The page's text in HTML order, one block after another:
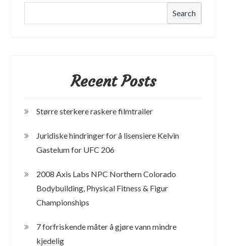
Search
Recent Posts
Større sterkere raskere filmtrailer
Juridiske hindringer for å lisensiere Kelvin
Gastelum for UFC 206
2008 Axis Labs NPC Northern Colorado
Bodybuilding, Physical Fitness & Figur
Championships
7 forfriskende måter å gjøre vann mindre
kjedelig